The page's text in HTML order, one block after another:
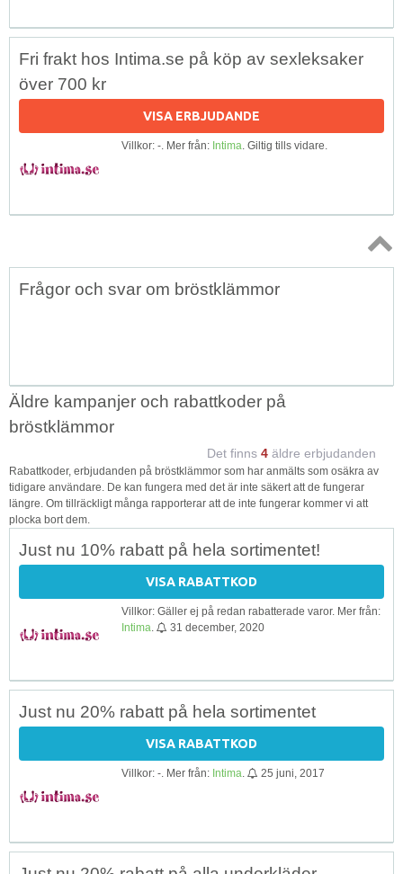
Fri frakt hos Intima.se på köp av sexleksaker
över 700 kr
VISA ERBJUDANDE
Villkor: -. Mer från: Intima. Giltig tills vidare.
Topp
Frågor och svar om bröstklämmor
Äldre kampanjer och rabattkoder på
bröstklämmor
Det finns 4 äldre erbjudanden
Rabattkoder, erbjudanden på bröstklämmor som har anmälts som osäkra av
tidigare användare. De kan fungera med det är inte säkert att de fungerar
längre. Om tillräckligt många rapporterar att de inte fungerar kommer vi att
plocka bort dem.
Just nu 10% rabatt på hela sortimentet!
VISA RABATTKOD
Villkor: Gäller ej på redan rabatterade varor. Mer från:
Intima
31 december, 2020
Just nu 20% rabatt på hela sortimentet
VISA RABATTKOD
Villkor: -. Mer från: Intima 25 juni, 2017